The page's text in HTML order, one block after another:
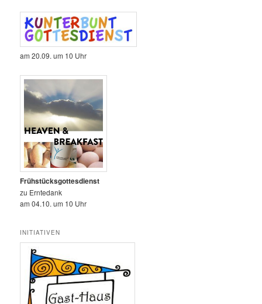
am 20.09. um 10 Uhr
Frühstücksgottesdienst
zu Erntedank
am 04.10. um 10 Uhr
INITIATIVEN